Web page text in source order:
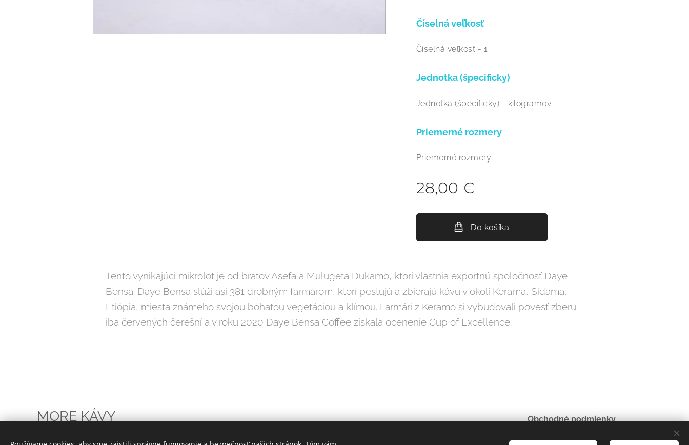
Číselná veľkosť
Číselná veľkosť - 1
Jednotka (špecificky)
Jednotka (špecificky) - kilogramov
Priemerné rozmery
Priemerné rozmery
28,00 €
Do košíka
Tento vynikajúci mikrolot je od bratov Asefa a Mulugeta Dukamo, ktorí vlastnia exportnú spoločnosť Daye
Bensa. Daye Bensa slúži asi 381 drobným farmárom, ktorí pestujú a zbierajú kávu v okolí Kerama, Sidama,
Etiópia, miesta známeho svojou bohatou vegetáciou a klímou. Farmári z Keramo si vybudovali povesť zberu
iba červených čerešní a v roku 2020 Daye Bensa Coffee získala ocenenie Cup of Excellence.
MORE KÁVY
Obchodné podmienky